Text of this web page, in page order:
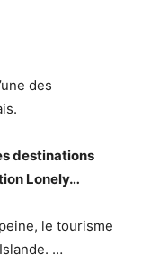
des
destinations
Lonely…
le tourisme
…